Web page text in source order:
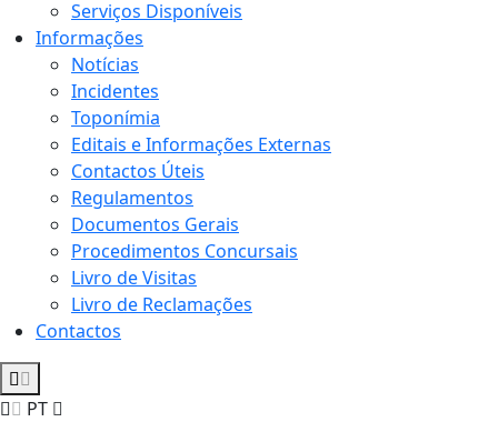
Serviços Disponíveis
Informações
Notícias
Incidentes
Toponímia
Editais e Informações Externas
Contactos Úteis
Regulamentos
Documentos Gerais
Procedimentos Concursais
Livro de Visitas
Livro de Reclamações
Contactos
PT